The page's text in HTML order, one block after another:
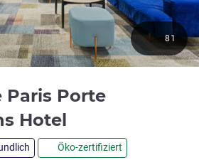
Paris Porte
Hotel
Öko-zertifiziert
81